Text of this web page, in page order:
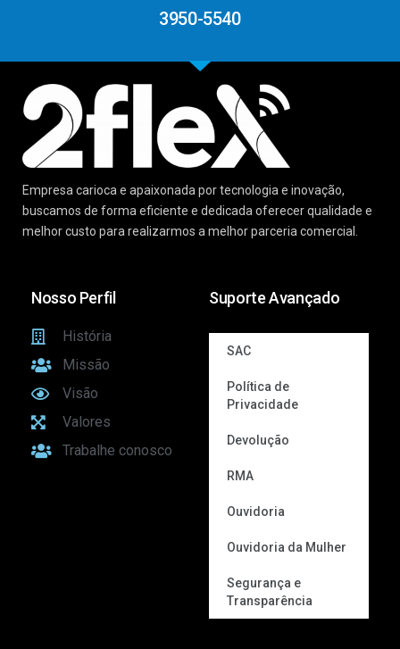
3950-5540
Empresa carioca e apaixonada por tecnologia e inovação,
buscamos de forma eficiente e dedicada oferecer qualidade e
melhor custo para realizarmos a melhor parceria comercial.
Nosso Perfil
História
Missão
Visão
Valores
Trabalhe conosco
Suporte Avançado
SAC
Política de
Privacidade
Devolução
RMA
Ouvidoria
Ouvidoria da Mulher
Segurança e
Transparência